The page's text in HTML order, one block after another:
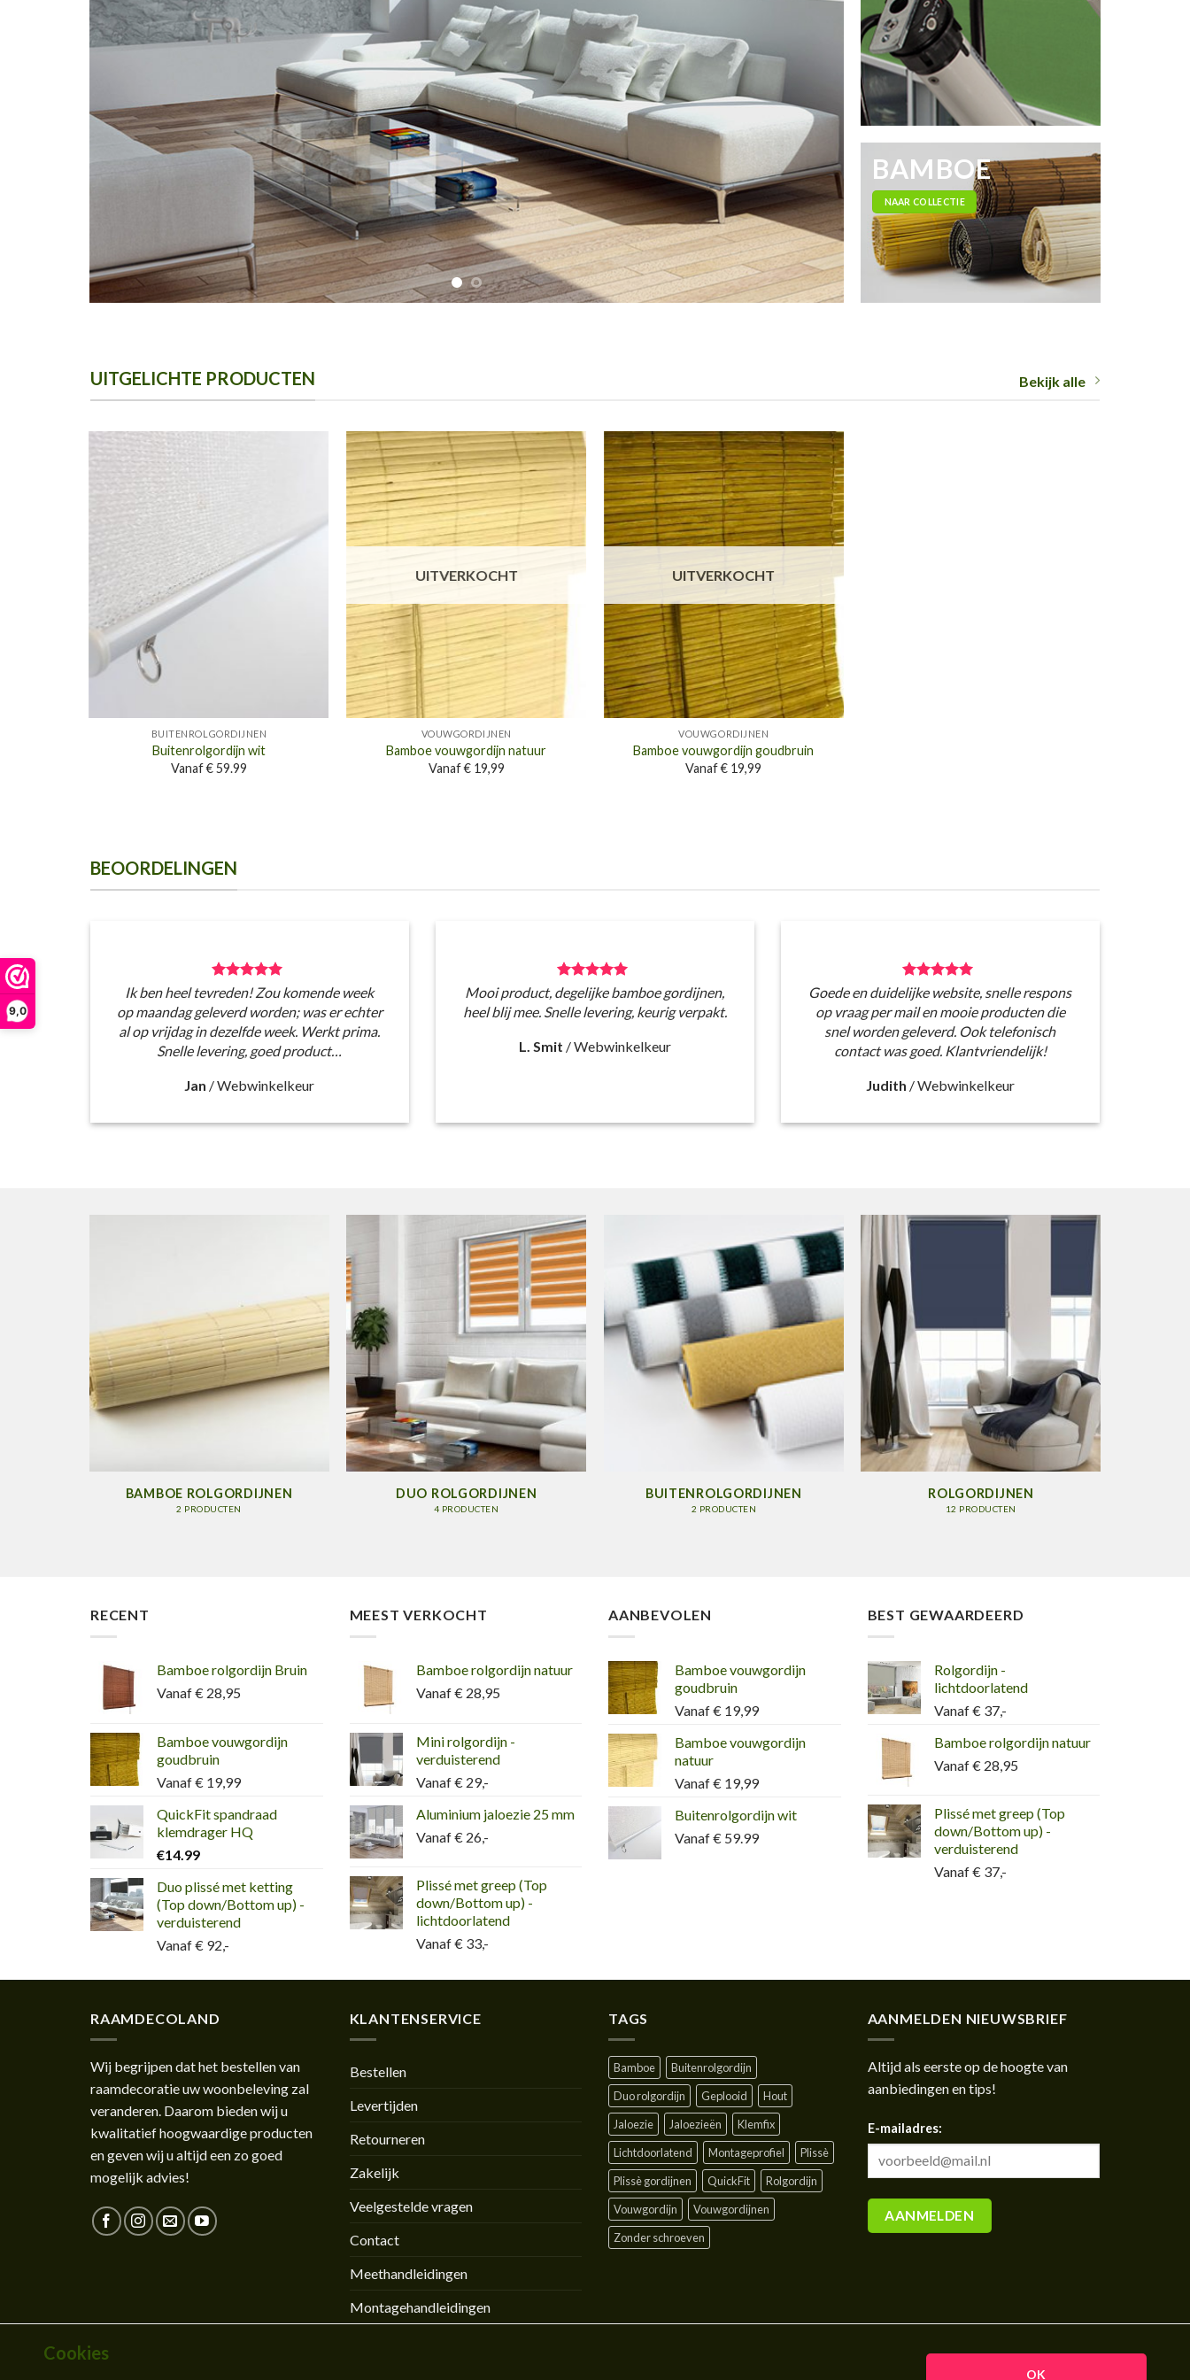
9,0
BAMBOE
NAAR COLLECTIE
UITGELICHTE PRODUCTEN Bekijk alle
BUITENROLGORDIJNEN
Buitenrolgordijn wit
Vanaf € 59.99
Toevoegen
aan
wenslijst
UITVERKOCHT
VOUWGORDIJNEN
Bamboe vouwgordijn natuur
Vanaf € 19,99
Toevoegen
aan
wenslijst
UITVERKOCHT
VOUWGORDIJNEN
Bamboe vouwgordijn goudbruin
Vanaf € 19,99
BEOORDELINGEN
Ik ben heel tevreden! Zou komende week
op maandag geleverd worden; was er echter
al op vrijdag in dezelfde week. Werkt prima.
Snelle levering, goed product…
Jan /Webwinkelkeur
Mooi product, degelijke bamboe gordijnen,
heel blij mee. Snelle levering, keurig verpakt.
L. Smit /Webwinkelkeur
Goede en duidelijke website, snelle respons
op vraag per mail en mooie producten die
snel worden geleverd. Ook telefonisch
contact was goed. Klantvriendelijk!
Judith /Webwinkelkeur
BAMBOE ROLGORDIJNEN
2 PRODUCTEN
DUO ROLGORDIJNEN
4 PRODUCTEN
BUITENROLGORDIJNEN
2 PRODUCTEN
ROLGORDIJNEN
12 PRODUCTEN
RECENT
Bamboe rolgordijn Bruin
Vanaf € 28,95
Bamboe vouwgordijn
goudbruin
Vanaf € 19,99
QuickFit spandraad
klemdrager HQ
€14.99
Duo plissé met ketting
(Top down/Bottom up) -
verduisterend
Vanaf € 92,-
MEEST VERKOCHT
Bamboe rolgordijn natuur
Vanaf € 28,95
Mini rolgordijn -
verduisterend
Vanaf € 29,-
Aluminium jaloezie 25 mm
Vanaf € 26,-
Plissé met greep (Top
down/Bottom up) -
lichtdoorlatend
Vanaf € 33,-
AANBEVOLEN
Bamboe vouwgordijn
goudbruin
Vanaf € 19,99
Bamboe vouwgordijn
natuur
Vanaf € 19,99
Buitenrolgordijn wit
Vanaf € 59.99
BEST GEWAARDEERD
Rolgordijn -
lichtdoorlatend
Vanaf € 37,-
Bamboe rolgordijn natuur
Vanaf € 28,95
Plissé met greep (Top
down/Bottom up) -
verduisterend
Vanaf € 37,-
RAAMDECOLAND
Wij begrijpen dat het bestellen van
raamdecoratie uw woonbeleving zal
veranderen. Daarom bieden wij u
kwalitatief hoogwaardige producten
en geven wij u altijd een zo goed
mogelijk advies!
KLANTENSERVICE
Bestellen
Levertijden
Retourneren
Zakelijk
Veelgestelde vragen
Contact
Meethandleidingen
Montagehandleidingen
TAGS
Bamboe
Buitenrolgordijn
Duo rolgordijn
Geplooid
Hout
Jaloezie
Jaloezieën
Klemfix
Lichtdoorlatend
Montageprofiel
Plissè
Plissè gordijnen
QuickFit
Rolgordijn
Vouwgordijn
Vouwgordijnen
Zonder schroeven
AANMELDEN NIEUWSBRIEF
Altijd als eerste op de hoogte van
aanbiedingen en tips!
E-mailadres:
CONTACT
Cookies
OK